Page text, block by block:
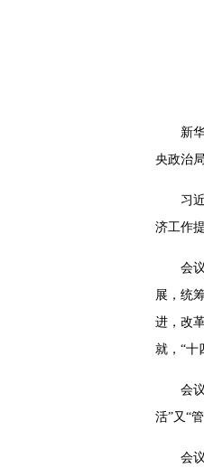
新
央政治
习
济工作
会
展，统
进，改
就，“十
会
活”又“
会